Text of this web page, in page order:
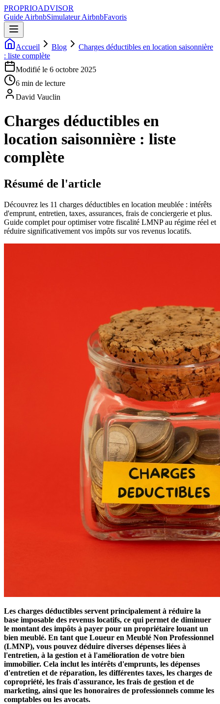
PROPRIOADVISOR
Guide AirbnbSimulateur AirbnbFavoris
Accueil Blog
Charges déductibles en location saisonnière
: liste complète
Modifié le 6 octobre 2025
6 min de lecture
David Vauclin
Charges déductibles en
location saisonnière : liste
complète
Résumé de l'article
Découvrez les 11 charges déductibles en location meublée : intérêts
d'emprunt, entretien, taxes, assurances, frais de conciergerie et plus.
Guide complet pour optimiser votre fiscalité LMNP au régime réel et
réduire significativement vos impôts sur vos revenus locatifs.
Les charges déductibles servent principalement à réduire la
base imposable des revenus locatifs, ce qui permet de diminuer
le montant des impôts à payer pour un propriétaire louant un
bien meublé. En tant que Loueur en Meublé Non Professionnel
(LMNP), vous pouvez déduire diverses dépenses liées à
l'entretien, à la gestion et à l'amélioration de votre bien
immobilier. Cela inclut les intérêts d'emprunts, les dépenses
d'entretien et de réparation, les différentes taxes, les charges de
copropriété, les frais d'assurance, les frais de gestion et de
marketing, ainsi que les honoraires de professionnels comme les
comptables ou les avocats.